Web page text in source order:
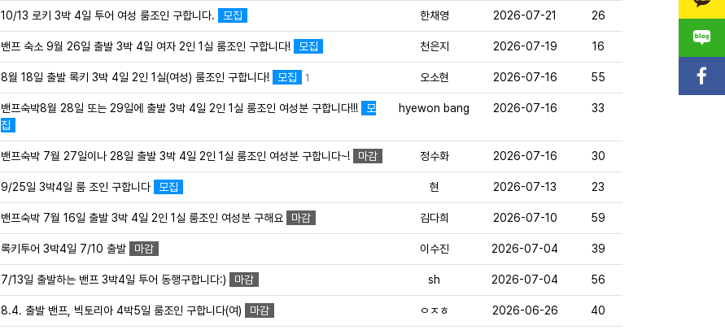
10/13 로키 3박 4일 투어 여성 룸조인 구합니다. 모집 한채영 2026-07-21 26
밴프 숙소 9월 26일 출발 3박 4일 여자 2인 1실 룸조인 구합니다! 모집 천은지 2026-07-19 16
8월 18일 출발 록키 3박 4일 2인 1실(여성) 룸조인 구합니다! 모집 1 오소현 2026-07-16 55
밴프숙박8월 28일 또는 29일에 출발 3박 4일 2인 1실 룸조인 여성분 구합니다!!!
모
집
hyewon bang 2026-07-16 33
밴프숙박 7월 27일이나 28일 출발 3박 4일 2인 1실 룸조인 여성분 구합니다~! 마감 정수화 2026-07-16 30
9/25일 3박4일 룸 조인 구합니다 모집 현 2026-07-13 23
밴프숙박 7월 16일 출발 3박 4일 2인 1실 룸조인 여성분 구해요 마감 김다희 2026-07-10 59
록키투어 3박4일 7/10 출발 마감 이수진 2026-07-04 39
7/13일 출발하는 밴프 3박4일 투어 동행구합니다:) 마감 sh 2026-07-04 56
8.4. 출발 밴프, 빅토리아 4박5일 룸조인 구합니다(여) 마감 ㅇㅈㅎ 2026-06-26 40